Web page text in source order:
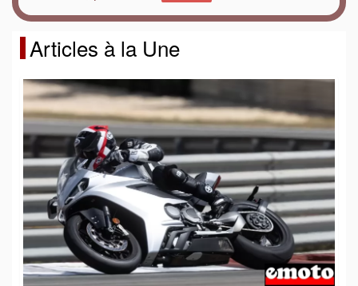
Articles à la Une